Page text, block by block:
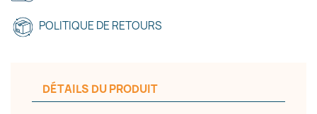
POLITIQUE DE RETOURS
DÉTAILS DU PRODUIT